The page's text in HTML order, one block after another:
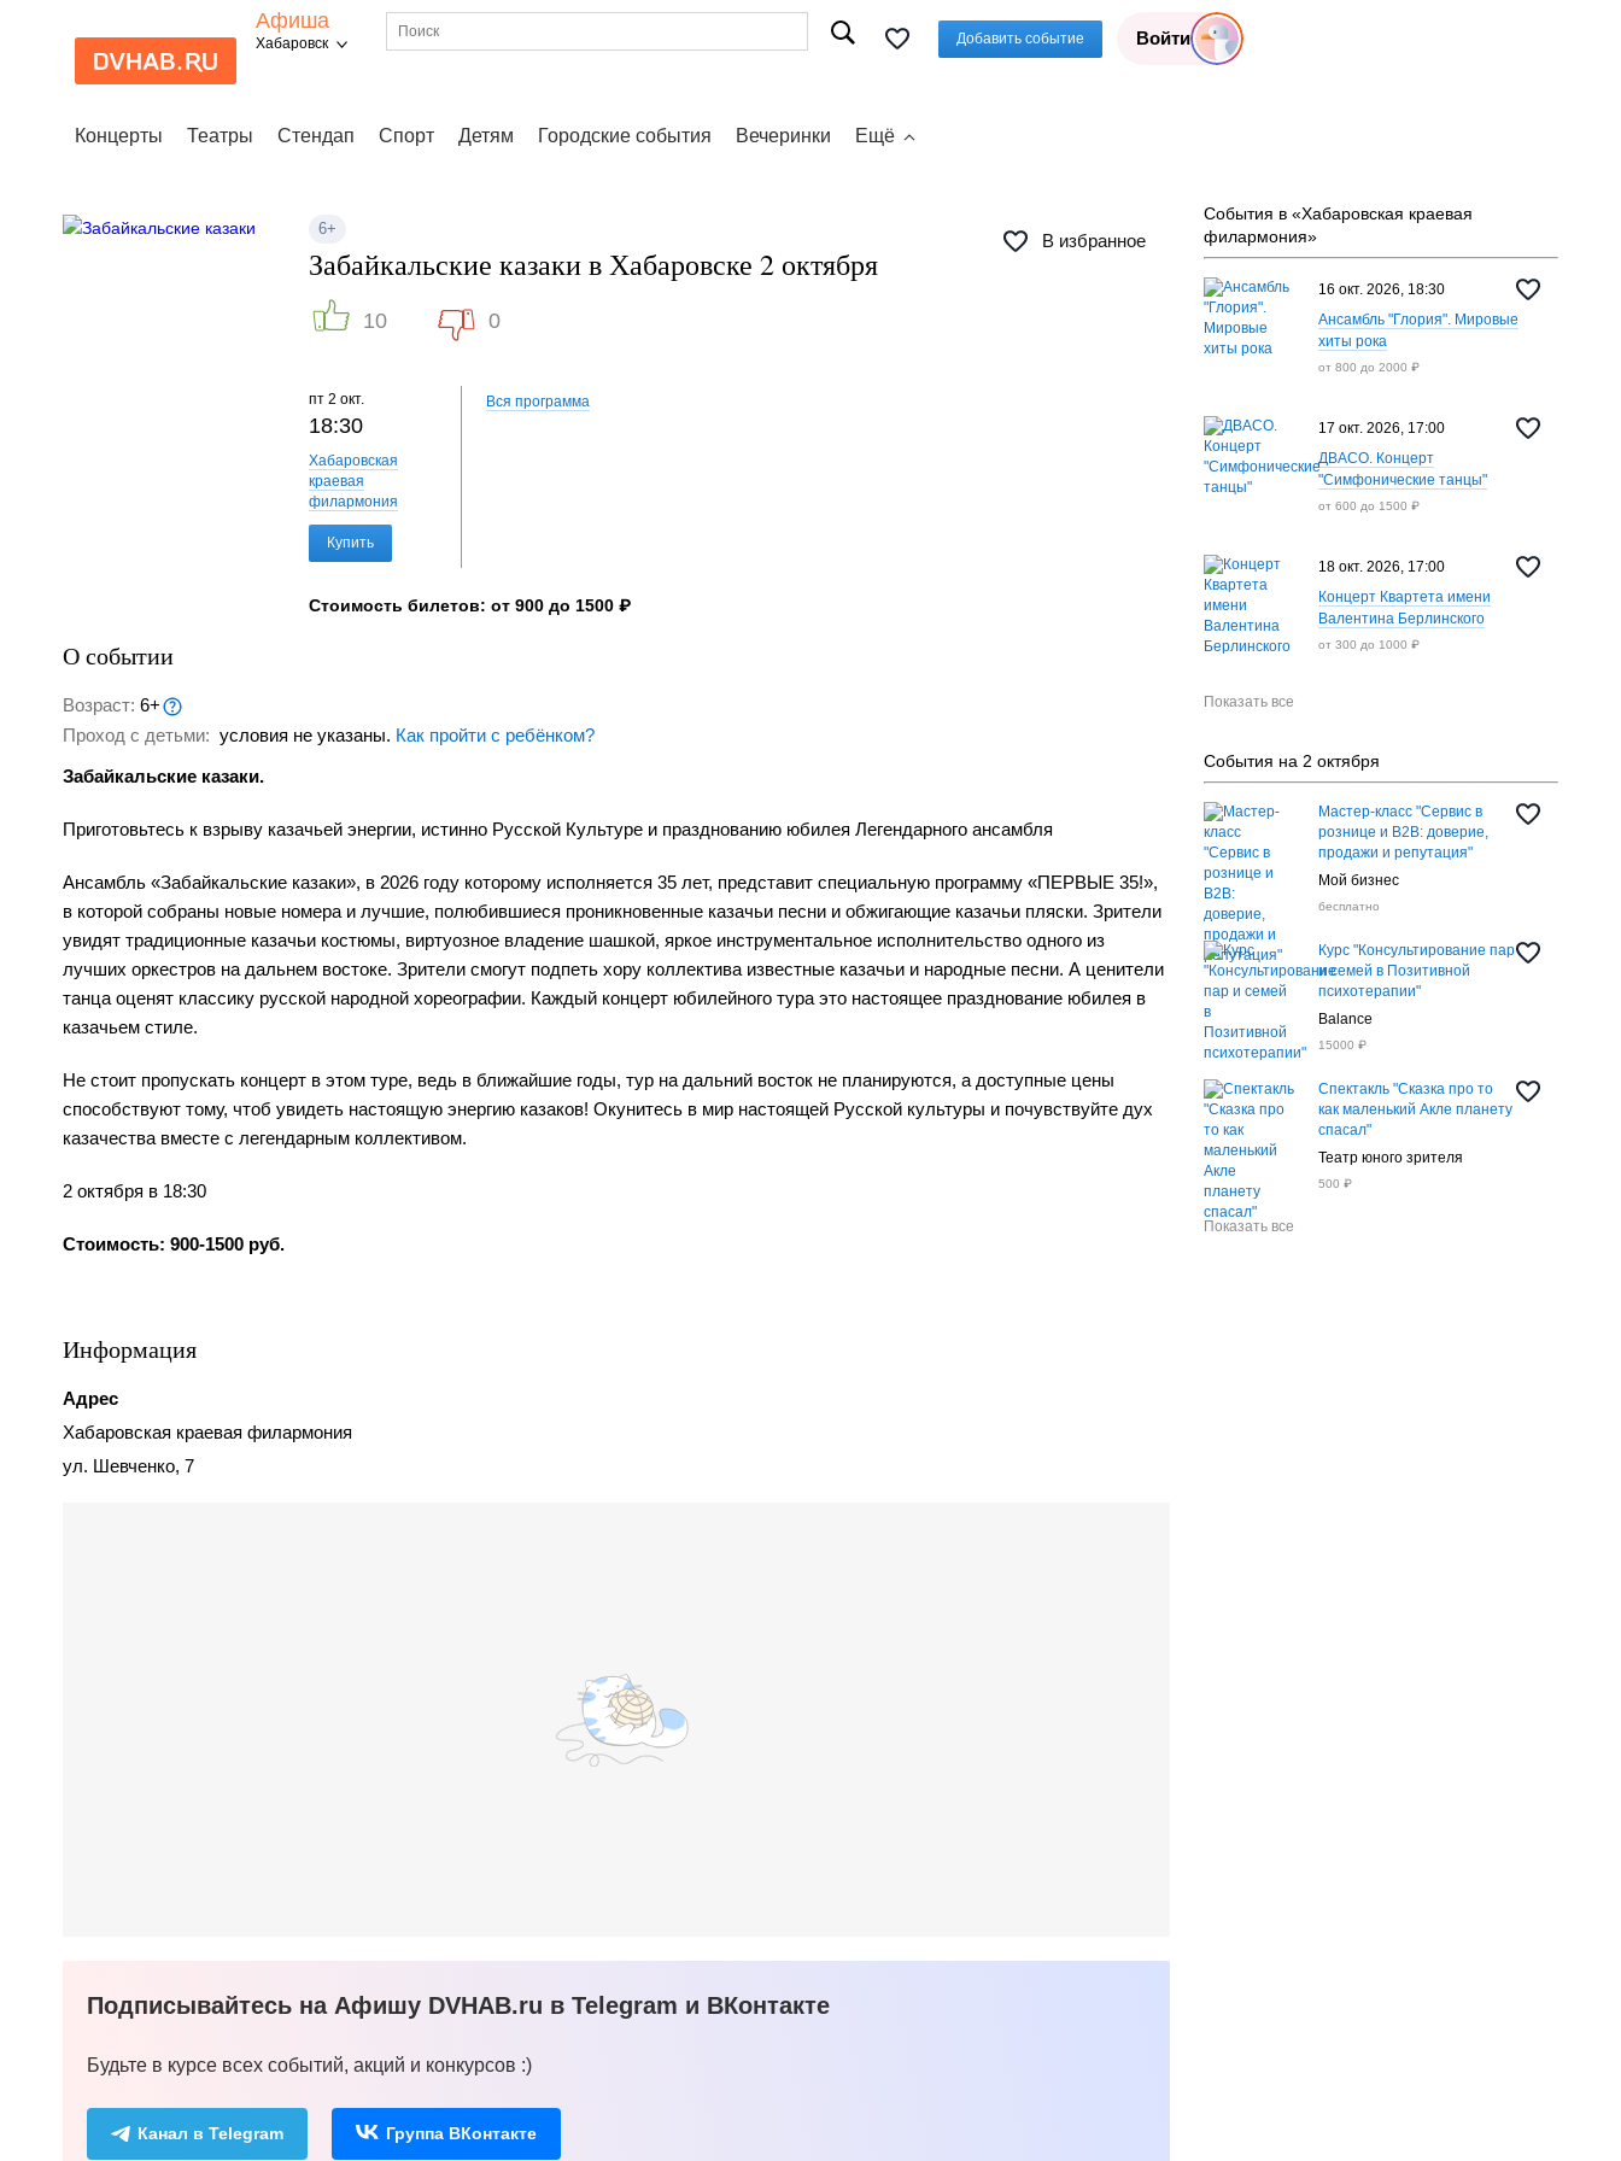
Афиша
Хабаровск Добавить событие Войти
Концерты Театры Стендап Спорт Детям Городские события Вечеринки Ещё
6+
В избранное
Забайкальские казаки в Хабаровске 2 октября
10 0
пт 2 окт.
18:30
Хабаровская
краевая
филармония
Купить
Вся программа
Стоимость билетов: от 900 до 1500 ₽
О событии
Возраст: 6+
Проход с детьми: условия не указаны. Как пройти с ребёнком?
Забайкальские казаки.
Приготовьтесь к взрыву казачьей энергии, истинно Русской Культуре и празднованию юбилея Легендарного ансамбля
Ансамбль «Забайкальские казаки», в 2026 году которому исполняется 35 лет, представит специальную программу «ПЕРВЫЕ 35!»,
в которой собраны новые номера и лучшие, полюбившиеся проникновенные казачьи песни и обжигающие казачьи пляски. Зрители
увидят традиционные казачьи костюмы, виртуозное владение шашкой, яркое инструментальное исполнительство одного из
лучших оркестров на дальнем востоке. Зрители смогут подпеть хору коллектива известные казачьи и народные песни. А ценители
танца оценят классику русской народной хореографии. Каждый концерт юбилейного тура это настоящее празднование юбилея в
казачьем стиле.
Не стоит пропускать концерт в этом туре, ведь в ближайшие годы, тур на дальний восток не планируются, а доступные цены
способствуют тому, чтоб увидеть настоящую энергию казаков! Окунитесь в мир настоящей Русской культуры и почувствуйте дух
казачества вместе с легендарным коллективом.
2 октября в 18:30
Стоимость: 900-1500 руб.
Информация
Адрес
Хабаровская краевая филармония
ул. Шевченко, 7
Подписывайтесь на Афишу DVHAB.ru в Telegram и ВКонтакте
Будьте в курсе всех событий, акций и конкурсов :)
Канал в Telegram Группа ВКонтакте
События в «Хабаровская краевая
филармония»
16 окт. 2026, 18:30
Ансамбль "Глория". Мировые
хиты рока
от 800 до 2000 ₽
17 окт. 2026, 17:00
ДВАСО. Концерт
"Симфонические танцы"
от 600 до 1500 ₽
18 окт. 2026, 17:00
Концерт Квартета имени
Валентина Берлинского
от 300 до 1000 ₽
Показать все
События на 2 октября
Мастер-класс "Сервис в
рознице и B2B: доверие,
продажи и репутация"
Мой бизнес
бесплатно
Курс "Консультирование пар
и семей в Позитивной
психотерапии"
Balance
15000 ₽
Спектакль "Сказка про то
как маленький Акле планету
спасал"
Театр юного зрителя
500 ₽
Показать все